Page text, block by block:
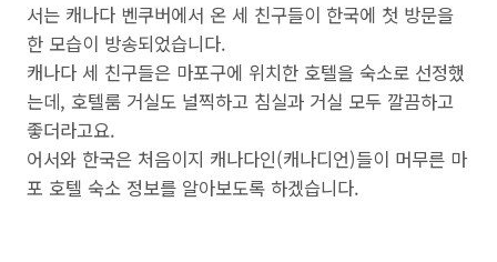
서는 캐나다 벤쿠버에서 온 세 친구들이 한국에 첫 방문을
한 모습이 방송되었습니다.
캐나다 세 친구들은 마포구에 위치한 호텔을 숙소로 선정했
는데, 호텔룸 거실도 널찍하고 침실과 거실 모두 깔끔하고
좋더라고요.
어서와 한국은 처음이지 캐나다인(캐나디언)들이 머무른 마
포 호텔 숙소 정보를 알아보도록 하겠습니다.